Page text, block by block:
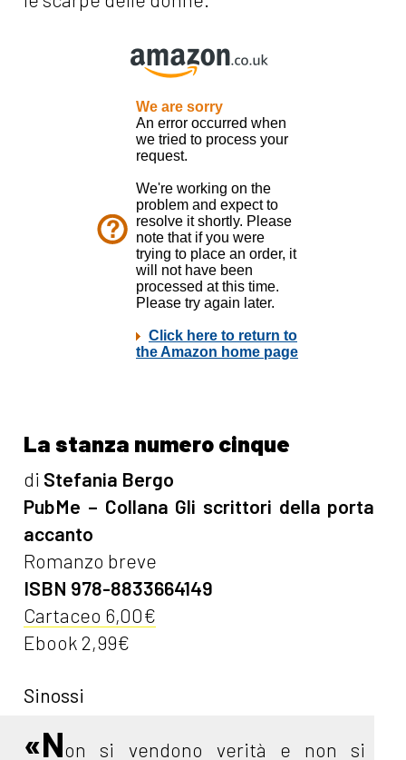
La stanza numero cinque
di Stefania Bergo
PubMe – Collana Gli scrittori della porta
accanto
Romanzo breve
ISBN 978-8833664149
Cartaceo 6,00€
Ebook 2,99€
Sinossi
«Non si vendono verità e non si